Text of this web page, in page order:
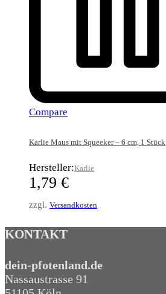
Compare
Karlie Maus mit Squeeker – 6 cm, 1 Stück
Hersteller:Karlie
1,79 €
zzgl. Versandkosten
KONTAKT
dein-pfotenland.de
Nassaustrasse 91